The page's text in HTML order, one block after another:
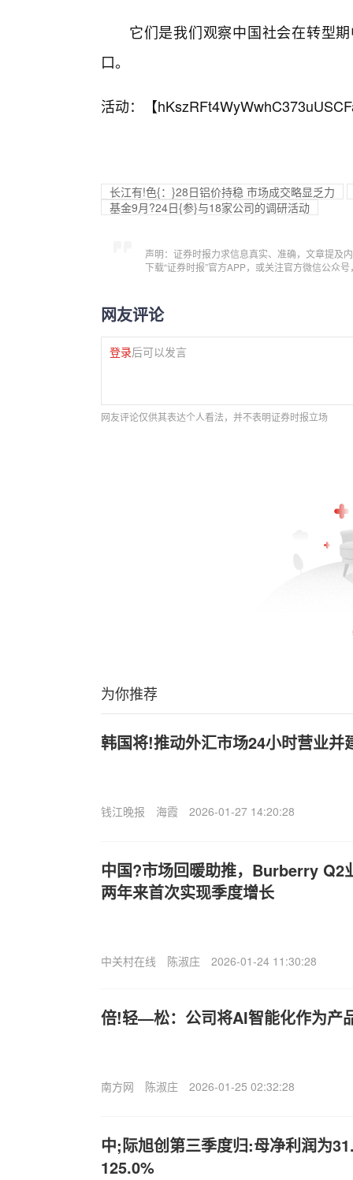
它们是我们观察中国社会在转型
口。
活动：【
长江有!色{：}28日铝价持稳 市场成交略显乏力
基金9月?24日{参}与18家公司的调研活动
声明：证券时报力求信息真实、准确，文章提及
下载“证券时报”官方APP，或关注官方微信公众
网友评论
登录后可以发言
网友评论仅供其表达个人看法，并不表明证券时报立场
为你推荐
韩国将!推动外汇市场24小时营业并
钱江晚报 海霞 2026-01-27 14:20:28
中国?市场回暖助推，Burberry Q2
两年来首次实现季度增长
中关村在线 陈淑庄 2026-01-24 11:30:28
倍!轻—松：公司将AI智能化作为产
南方网 陈淑庄 2026-01-25 02:32:28
中;际旭创第三季度归:母净利润为
125.0%